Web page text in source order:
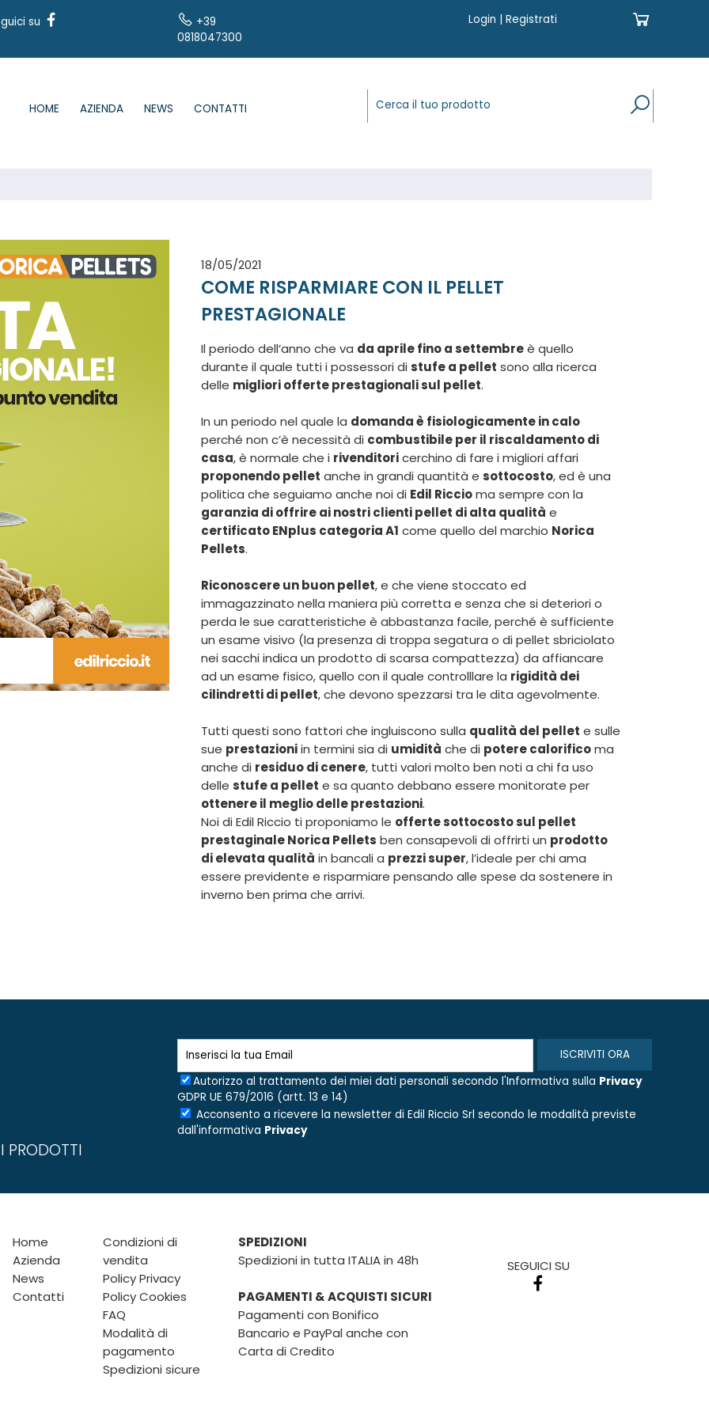
su
+39
0818047300
Login | Registrati
HOME AZIENDA NEWS CONTATTI
18/05/2021
COME RISPARMIARE CON IL PELLET
PRESTAGIONALE
Il periodo dell’anno che va da aprile fino a settembreè quello
durante il quale tutti i possessori di stufe a pellet sono alla ricerca
delle migliori offerte prestagionali sul pellet.
In un periodo nel quale la domanda è fisiologicamente in calo
perché non c’è necessità di combustibile per il riscaldamento di
casa, è normale che i rivenditoricerchino di fare i migliori affari
proponendo pellet anche in grandi quantità e sottocosto, ed è una
politica che seguiamo anche noi di Edil Riccioma sempre con la
garanzia di offrire ai nostri clienti pellet di alta qualità e
certificato ENplus categoria A1 come quello del marchio Norica
Pellets.
Riconoscere un buon pellet, e che viene stoccato ed
immagazzinato nella maniera più corretta e senza che si deteriori o
perda le sue caratteristiche è abbastanza facile, perché è sufficiente
un esame visivo (la presenza di troppa segatura o di pellet sbriciolato
nei sacchi indica un prodotto di scarsa compattezza) da affiancare
ad un esame fisico, quello con il quale controlllare la rigidità dei
cilindretti di pellet, che devono spezzarsi tra le dita agevolmente.
Tutti questi sono fattori che ingluiscono sulla qualità del pellet e sulle
sue prestazioniin termini sia di umidità che di potere calorificoma
anche di residuo di cenere, tutti valori molto ben noti a chi fa uso
delle stufe a pellet e sa quanto debbano essere monitorate per
ottenere il meglio delle prestazioni.
Noi di Edil Riccio ti proponiamo le offerte sottocosto sul pellet
prestaginale Norica Pellets ben consapevoli di offrirti un prodotto
di elevata qualità in bancali a prezzi super, l’ideale per chi ama
essere previdente e risparmiare pensando alle spese da sostenere in
inverno ben prima che arrivi.
PRODOTTI
Autorizzo al trattamento dei miei dati personali secondo l'Informativa sulla Privacy
GDPR UE 679/2016 (artt. 13 e 14)
Acconsento a ricevere la newsletter di Edil Riccio Srl secondo le modalità previste
dall'informativa Privacy
Home
Azienda
News
Contatti
Condizioni di
vendita
Policy Privacy
Policy Cookies
FAQ
Modalità di
pagamento
Spedizioni sicure
SPEDIZIONI
Spedizioni in tutta ITALIA in 48h
PAGAMENTI & ACQUISTI SICURI
Pagamenti con Bonifico
Bancario e PayPal anche con
Carta di Credito
SEGUICI SU